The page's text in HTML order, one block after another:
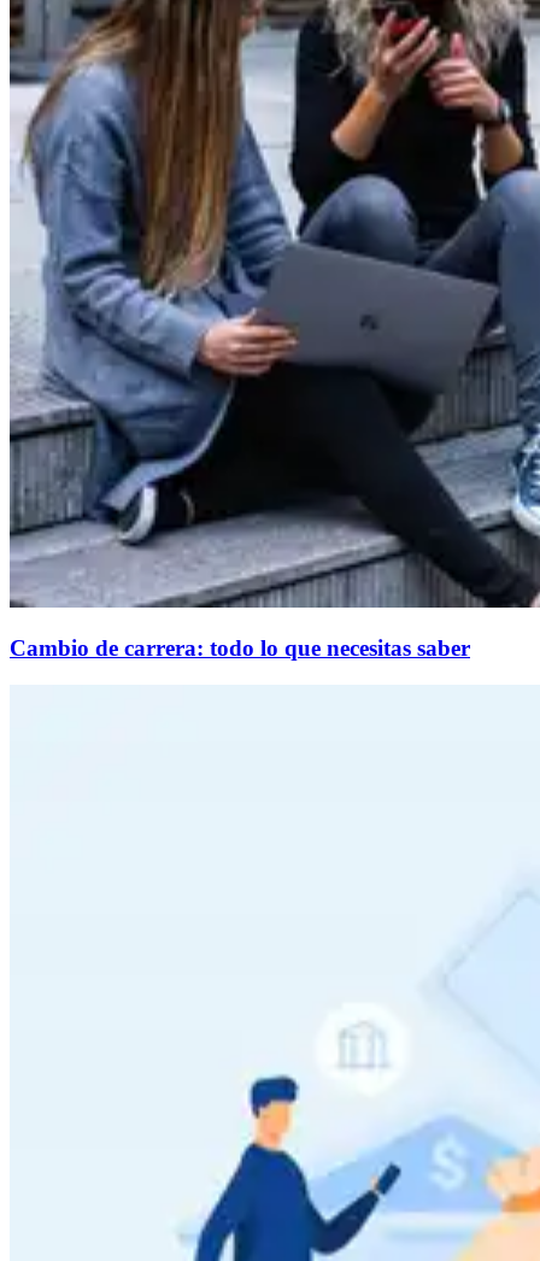
Cambio de carrera: todo lo que necesitas saber